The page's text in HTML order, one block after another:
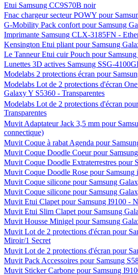
Etui Samsung CC9S70B noir
Fnac chargeur secteur POWY pour
G-Mobility Pack confort pour Samsung
Imprimante Samsung CLX-3185FN -
Kensington Etui pliant pour Samsung
Le Tanneur Etui cuir Pouch pour
Lunettes 3D actives Samsung SSG-
Modelabs 2 protections écran pour
Modelabs Lot de 2 protections d'écran
Galaxy Y S5360 - Transparentes
Modelabs Lot de 2 protections d'écran
Transparentes
Muvit Adaptateur Jack 3,5 mm pour
connectique)
Muvit Coque à rabat Agenda pour
Muvit Coque Doodle Coeur pour
Muvit Coque Doodle Extraterrestres pour
Muvit Coque Doodle Rose pour Samsung
Muvit Coque silicone pour Samsung
Muvit Coque silicone pour Samsung
Muvit Etui Clapet pour Samsung I9100 -
Muvit Etui Slim Clapet pour Samsung
Muvit Housse Minigel pour Samsung
Muvit Lot de 2 protections d'écran pour
Miroir/1 Secret
Muvit Lot de 2 protections d'écran pour
Muvit Pack Accessoires pour Samsung
Muvit Sticker Carbone pour Samsung